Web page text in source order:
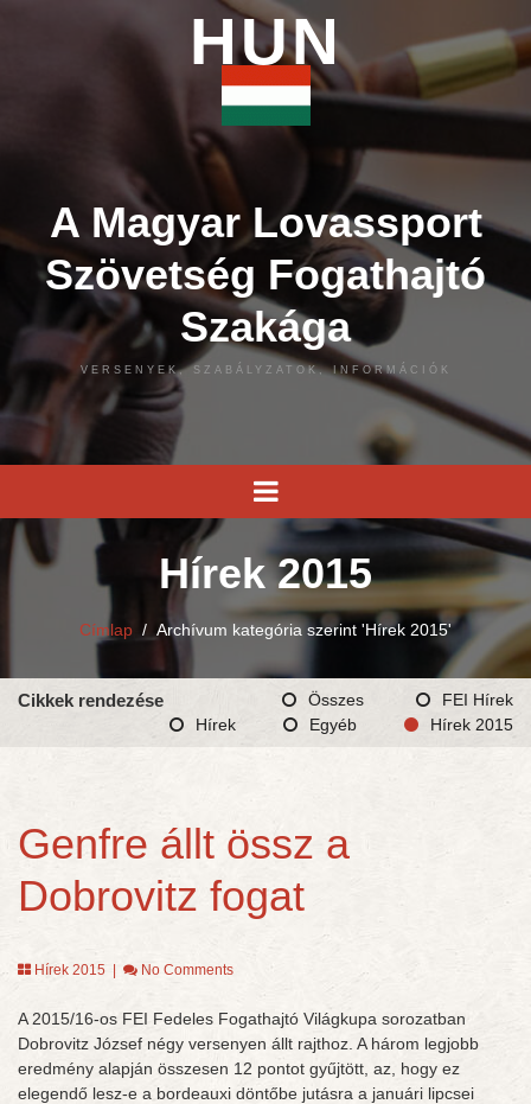
HUN
A Magyar Lovassport
Szövetség Fogathajtó
Szakága
VERSENYEK, SZABÁLYZATOK, INFORMÁCIÓK
Hírek 2015
Címlap / Archívum kategória szerint 'Hírek 2015'
Cikkek rendezése Összes
FEI Hírek
Hírek
Egyéb Hírek 2015
Genfre állt össz a
Dobrovitz fogat
Hírek 2015 No Comments
A 2015/16-os FEI Fedeles Fogathajtó Világkupa sorozatban
Dobrovitz József négy versenyen állt rajthoz. A három legjobb
eredmény alapján összesen 12 pontot gyűjtött, az, hogy ez
elegendő lesz-e a bordeauxi döntőbe jutásra a januári lipcsei